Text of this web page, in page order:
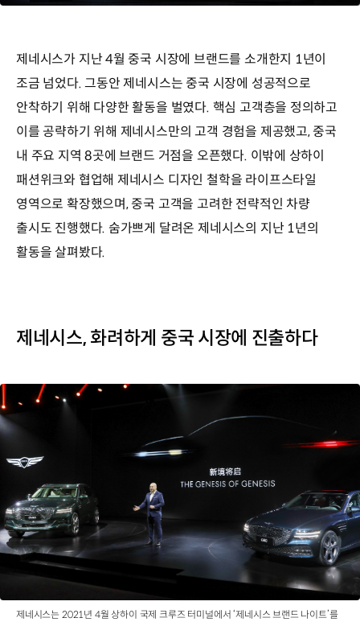
제네시스가 지난 4월 중국 시장에 브랜드를 소개한지 1년이
조금 넘었다. 그동안 제네시스는 중국 시장에 성공적으로
안착하기 위해 다양한 활동을 벌였다. 핵심 고객층을 정의하고
이를 공략하기 위해 제네시스만의 고객 경험을 제공했고, 중국
내 주요 지역 8곳에 브랜드 거점을 오픈했다. 이밖에 상하이
패션위크와 협업해 제네시스 디자인 철학을 라이프스타일
영역으로 확장했으며, 중국 고객을 고려한 전략적인 차량
출시도 진행했다. 숨가쁘게 달려온 제네시스의 지난 1년의
활동을 살펴봤다.
제네시스, 화려하게 중국 시장에 진출하다
제네시스는 2021년 4월 상하이 국제 크루즈 터미널에서 ‘제네시스 브랜드 나이트’를